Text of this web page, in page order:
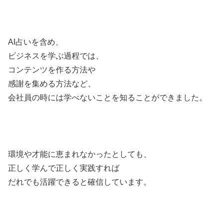
AI占いを含め、
ビジネスを学ぶ過程では、
コンテンツを作る方法や
感謝を集める方法など、
会社員の時には学べないことを知ることができました。
環境や才能に恵まれなかったとしても、
正しく学んで正しく実践すれば
だれでも活躍できると確信しています。